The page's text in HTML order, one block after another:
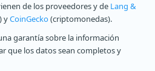
de los proveedores y de Lang &
yCoinGecko(criptomonedas).
garantía sobre la información
que los datos sean completos y